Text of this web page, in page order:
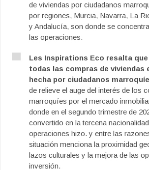
de viviendas por ciudadanos
por regiones, Murcia, Navarra, La
y Andalucía, son donde se
las operaciones.
Les Inspirations Eco resalta que
todas las compras de viviendas
hecha por ciudadanos
de relieve el auge del interés de los
marroquíes por el mercado
donde en el segundo trimestre de
convertido en la tercena
operaciones hizo. y entre las
situación menciona la proximidad
lazos culturales y la mejora de las
inversión.